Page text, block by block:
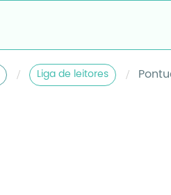
/ Liga de leitores /